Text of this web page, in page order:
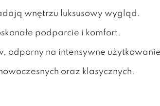
wnętrzu luksusowy wygląd.
podparcie i komfort.
odporny na intensywne
oraz klasycznych.